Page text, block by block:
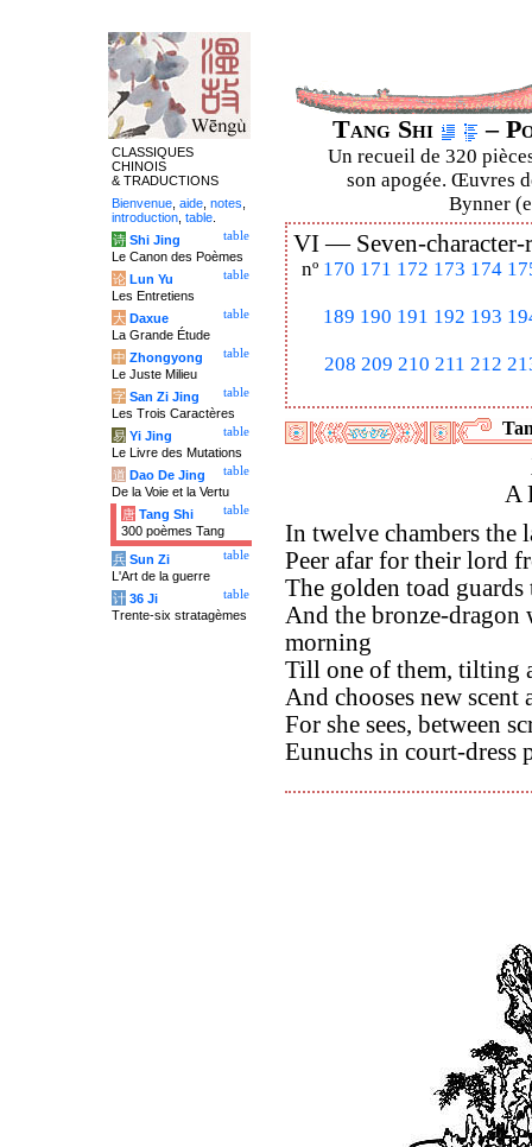
Tang Shi –
Un recueil de 320
son apogée. Œuvres
Bynner
VI — Seven-
nº 170 171 172 173 174
189 190 191 192 193
208 209 210 211 212
A
In twelve chambers the
Peer afar for their lord
The golden toad
And the bronze-
morning
Till one of them, tilting
And chooses new
For she sees, between
Eunuchs in court-dress
CLASSIQUES
CHINOIS
& TRADUCTIONS
Bienvenue aide notes
introduction table
table
诗 Shi Jing
Le Canon des Poèmes
table
论 Lun Yu
Les Entretiens
table
大 Daxue
La Grande Étude
table
中 Zhongyong
Le Juste Milieu
table
字 San Zi Jing
Les Trois Caractères
table
易 Yi Jing
Le Livre des Mutations
table
道 Dao De Jing
De la Voie et la Vertu
table
唐 Tang Shi
300 poèmes Tang
table
兵 Sun Zi
L'Art de la guerre
table
计 36 Ji
Trente-six stratagèmes